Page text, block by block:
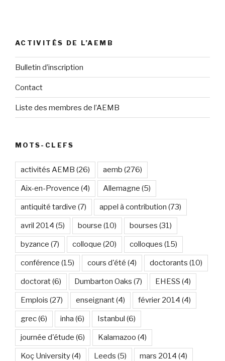
ACTIVITÉS DE L’AEMB
Bulletin d’inscription
Contact
Liste des membres de l’AEMB
MOTS-CLEFS
activités AEMB (26) aemb (276)
Aix-en-Provence (4) Allemagne (5)
antiquité tardive (7) appel à contribution (73)
avril 2014 (5) bourse (10) bourses (31)
byzance (7) colloque (20) colloques (15)
conférence (15) cours d'été (4) doctorants (10)
doctorat(6) Dumbarton Oaks (7) EHESS (4)
Emplois (27) enseignant(4) février 2014 (4)
grec(6) inha (6) Istanbul (6)
journée d'étude (6) Kalamazoo (4)
Koç University(4) Leeds (5) mars 2014 (4)